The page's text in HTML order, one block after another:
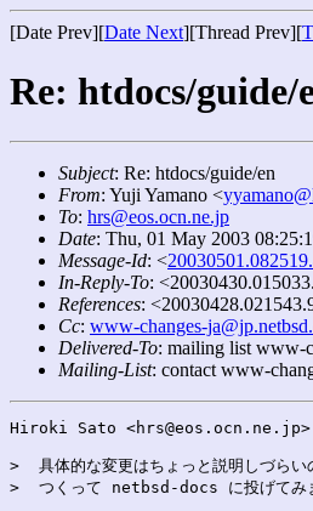
[Date Prev][Date Next][Thread Prev][
Re: htdocs/guide/
Subject: Re: htdocs/guide/en
From: Yuji Yamano <
To: hrs@eos.ocn.ne.jp
Date: Thu, 01 May 2003
Message-Id: <
In-Reply-To:
References:
Cc: www-changes-
Delivered-To: mailing list www-
Mailing-List: contact www-
Hiroki Sato
>  具体的な変更はちょっと説明しづら
>  つくって netbsd-docs に投げてみま